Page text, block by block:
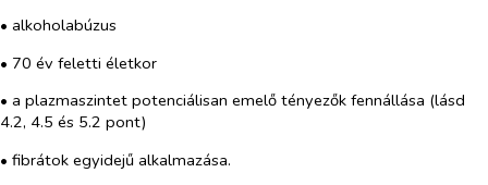
• alkoholabúzus
• 70 év feletti életkor
• a plazmaszintet potenciálisan emelő tényezők fennállása (lásd
4.2, 4.5 és 5.2 pont)
• fibrátok egyidejű alkalmazása.